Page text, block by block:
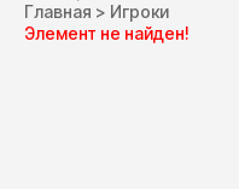
Главная > Игроки
Элемент не найден!